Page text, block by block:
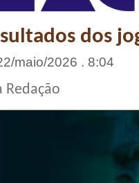
dos
maio/2026 . 8:04
Redação